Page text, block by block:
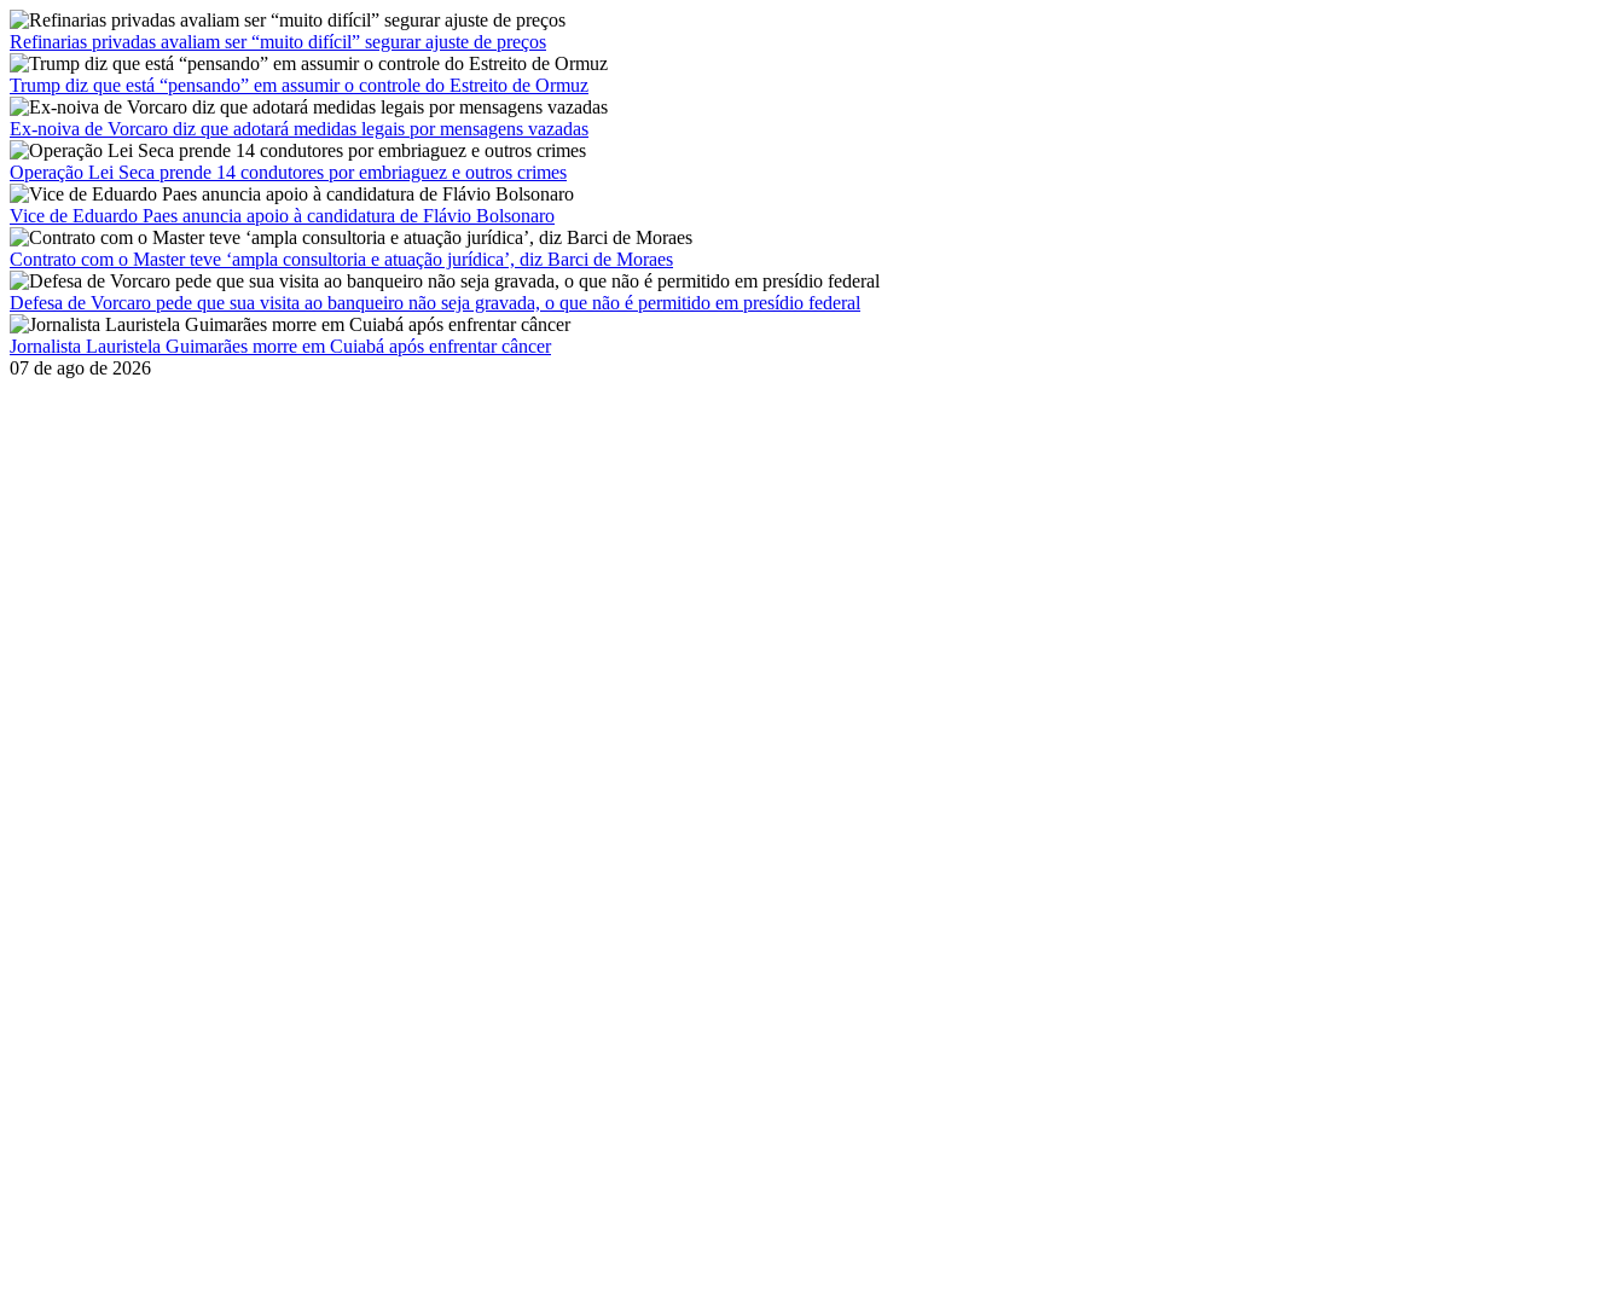
Pular
para
o
conteúdo
Refinarias privadas avaliam ser “muito difícil” segurar ajuste de preços
Trump diz que está “pensando” em assumir o controle do Estreito de Ormuz
Ex-noiva de Vorcaro diz que adotará medidas legais por mensagens vazadas
Operação Lei Seca prende 14 condutores por embriaguez e outros crimes
Vice de Eduardo Paes anuncia apoio à candidatura de Flávio Bolsonaro
Contrato com o Master teve ‘ampla consultoria e atuação jurídica’, diz Barci de Moraes
Defesa de Vorcaro pede que sua visita ao banqueiro não seja gravada, o que não é permitido em presídio federal
Jornalista Lauristela Guimarães morre em Cuiabá após enfrentar câncer
07 de ago de 2026